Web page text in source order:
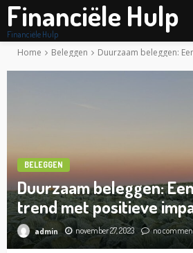
Financiële Hulp
Financiële Hulp
Home Beleggen Duurzaam beleggen: Een
BELEGGEN
Duurzaam beleggen:
trend met positieve
admin november 27, 2023 no